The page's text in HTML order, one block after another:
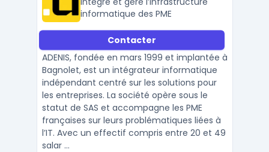
informatique des PME
Contacter
ADENIS, fondée en mars 1999 et implantée à
Bagnolet, est un intégrateur informatique
indépendant centré sur les solutions pour
les entreprises. La société opère sous le
statut de SAS et accompagne les PME
françaises sur leurs problématiques liées à
l’IT. Avec un effectif compris entre 20 et 49
salar ...